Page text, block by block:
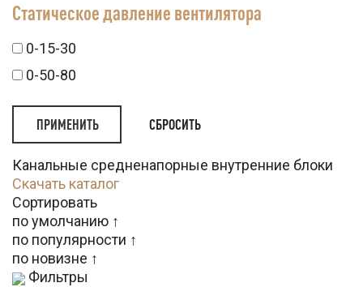
Статическое давление вентилятора
0-15-30
0-50-80
СБРОСИТЬ
Канальные средненапорные внутренние блоки
Скачать каталог
Сортировать
по умолчанию ↑
по популярности ↑
по новизне ↑
Фильтры